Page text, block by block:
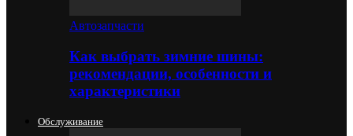
Автозапчасти
Как выбрать зимние шины:
рекомендации, особенности и
характеристики
Обслуживание